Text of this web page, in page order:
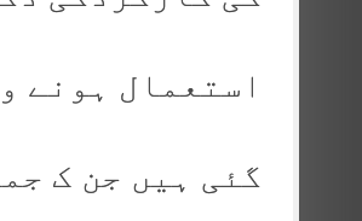
استعمال ہونے
گئی ہیں جن ک